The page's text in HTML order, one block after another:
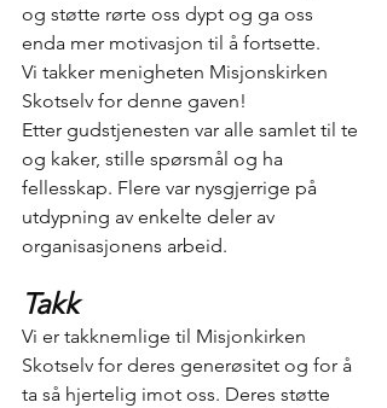
og støtte rørte oss dypt og ga oss
enda mer motivasjon til å fortsette.
Vi takker menigheten Misjonskirken
Skotselv for denne gaven!
Etter gudstjenesten var alle samlet til te
og kaker, stille spørsmål og ha
fellesskap. Flere var nysgjerrige på
utdypning av enkelte deler av
organisasjonens arbeid.
Takk
Vi er takknemlige til Misjonkirken
Skotselv for deres generøsitet og for å
ta så hjertelig imot oss. Deres støtte